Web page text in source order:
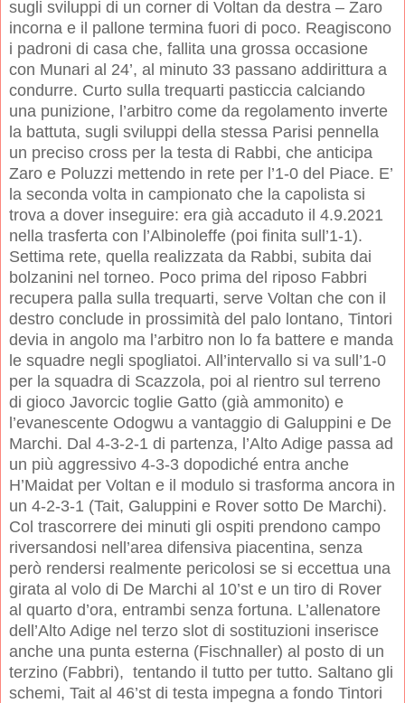
sugli sviluppi di un corner di Voltan da destra – Zaro
incorna e il pallone termina fuori di poco. Reagiscono
i padroni di casa che, fallita una grossa occasione
con Munari al 24’, al minuto 33 passano addirittura a
condurre. Curto sulla trequarti pasticcia calciando
una punizione, l’arbitro come da regolamento inverte
la battuta, sugli sviluppi della stessa Parisi pennella
un preciso cross per la testa di Rabbi, che anticipa
Zaro e Poluzzi mettendo in rete per l’1-0 del Piace. E’
la seconda volta in campionato che la capolista si
trova a dover inseguire: era già accaduto il 4.9.2021
nella trasferta con l’Albinoleffe (poi finita sull’1-1).
Settima rete, quella realizzata da Rabbi, subita dai
bolzanini nel torneo. Poco prima del riposo Fabbri
recupera palla sulla trequarti, serve Voltan che con il
destro conclude in prossimità del palo lontano, Tintori
devia in angolo ma l’arbitro non lo fa battere e manda
le squadre negli spogliatoi. All’intervallo si va sull’1-0
per la squadra di Scazzola, poi al rientro sul terreno
di gioco Javorcic toglie Gatto (già ammonito) e
l’evanescente Odogwu a vantaggio di Galuppini e De
Marchi. Dal 4-3-2-1 di partenza, l’Alto Adige passa ad
un più aggressivo 4-3-3 dopodiché entra anche
H’Maidat per Voltan e il modulo si trasforma ancora in
un 4-2-3-1 (Tait, Galuppini e Rover sotto De Marchi).
Col trascorrere dei minuti gli ospiti prendono campo
riversandosi nell’area difensiva piacentina, senza
però rendersi realmente pericolosi se si eccettua una
girata al volo di De Marchi al 10’st e un tiro di Rover
al quarto d’ora, entrambi senza fortuna. L’allenatore
dell’Alto Adige nel terzo slot di sostituzioni inserisce
anche una punta esterna (Fischnaller) al posto di un
terzino (Fabbri), tentando il tutto per tutto. Saltano gli
schemi, Tait al 46’st di testa impegna a fondo Tintori